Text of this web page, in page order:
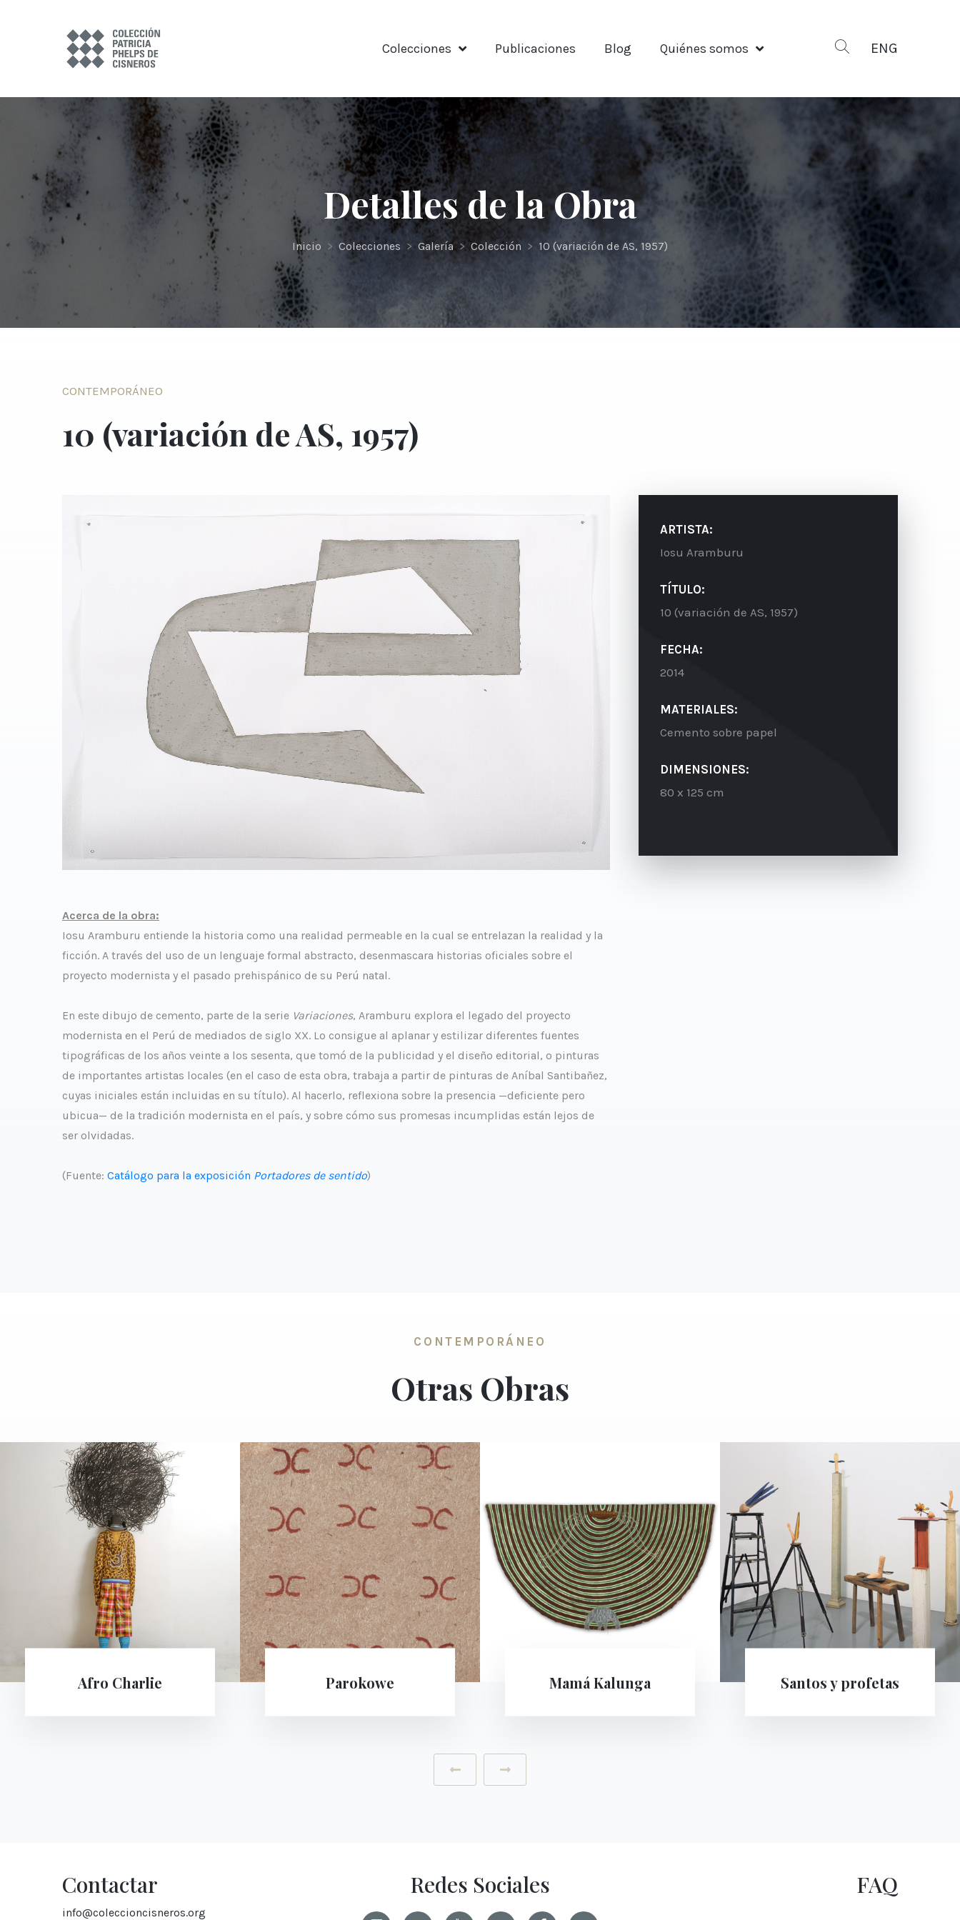
Colecciones Publicaciones Blog Quiénes somos ENG
Detalles de la Obra
Inicio > Colecciones > Galería > Colección > 10 (variación de AS, 1957)
CONTEMPORÁNEO
10 (variación de AS, 1957)
Acerca de la obra:
Iosu Aramburu entiende la historia como una realidad permeable en la cual se entrelazan la realidad y la
ficción. A través del uso de un lenguaje formal abstracto, desenmascara historias oficiales sobre el
proyecto modernista y el pasado prehispánico de su Perú natal.
En este dibujo de cemento, parte de la serie Variaciones, Aramburu explora el legado del proyecto
modernista en el Perú de mediados de siglo XX. Lo consigue al aplanar y estilizar diferentes fuentes
tipográficas de los años veinte a los sesenta, que tomó de la publicidad y el diseño editorial, o pinturas
de importantes artistas locales (en el caso de esta obra, trabaja a partir de pinturas de Aníbal Santibañez,
cuyas iniciales están incluidas en su título). Al hacerlo, reflexiona sobre la presencia —deficiente pero
ubicua— de la tradición modernista en el país, y sobre cómo sus promesas incumplidas están lejos de
ser olvidadas.
(Fuente: Catálogo para la exposición Portadores de sentido)
ARTISTA:
Iosu Aramburu
TÍTULO:
10 (variación de AS, 1957)
FECHA:
2014
MATERIALES:
Cemento sobre papel
DIMENSIONES:
80 x 125 cm
CONTEMPORÁNEO
Otras Obras
Parokowe Mamá Kalunga Santos y profetas
‹ ›
Contactar
info@coleccioncisneros.org
Redes Sociales FAQ